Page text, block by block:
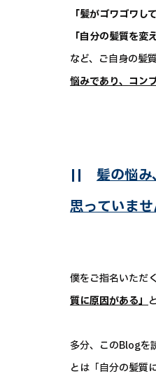
「髪がゴワゴワし
「自分の髪質を変
など、ご自身の髪
悩みであり、コン
|| 髪の悩
思っていま
僕をご指名いただ
質に原因がある」
多分、このBlogを
とは「自分の髪質